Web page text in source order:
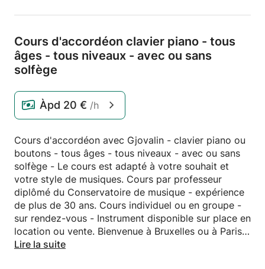
Cours d'accordéon clavier piano - tous
âges - tous niveaux - avec ou sans
solfège
Àpd 20 € /h
Cours d'accordéon avec Gjovalin - clavier piano ou
boutons - tous âges - tous niveaux - avec ou sans
solfège - Le cours est adapté à votre souhait et
votre style de musiques. Cours par professeur
diplômé du Conservatoire de musique - expérience
de plus de 30 ans. Cours individuel ou en groupe -
sur rendez-vous - Instrument disponible sur place en
location ou vente. Bienvenue à Bruxelles ou à Paris
Lire la suite